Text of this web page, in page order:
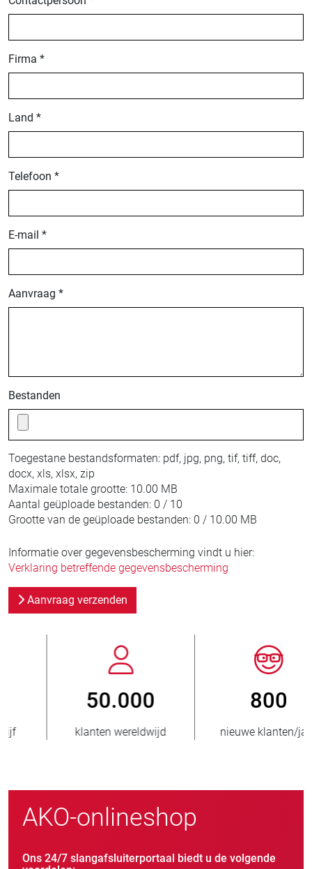
Firma *
Land *
Telefoon *
E-mail *
Aanvraag *
Bestanden
Toegestane bestandsformaten: pdf, jpg, png, tif, tiff, doc,
docx, xls, xlsx, zip
Maximale totale grootte: 10.00 MB
Aantal geüploade bestanden: 0 / 10
Grootte van de geüploade bestanden: 0 / 10.00 MB
Informatie over gegevensbescherming vindt u hier:
Verklaring betreffende gegevensbescherming
Aanvraag verzenden
800
nieuwe klanten/jaar
> 3.500.000
verkochte eenheden
AKO-onlineshop
Ons 24/7 slangafsluiterportaal biedt u de volgende